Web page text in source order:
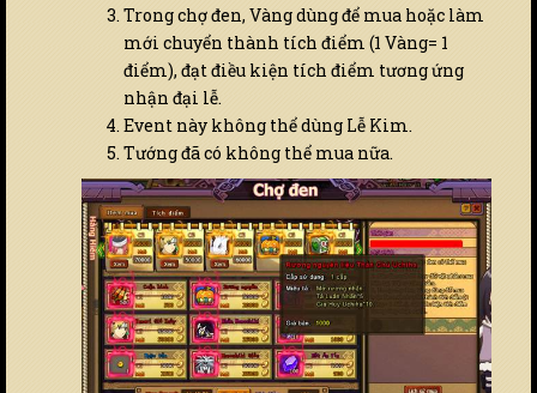
Trong chợ đen, Vàng dùng để mua hoặc làm
mới chuyển thành tích điểm (1 Vàng= 1
điểm), đạt điều kiện tích điểm tương ứng
nhận đại lễ.
Event này không thể dùng Lễ Kim.
Tướng đã có không thể mua nữa.